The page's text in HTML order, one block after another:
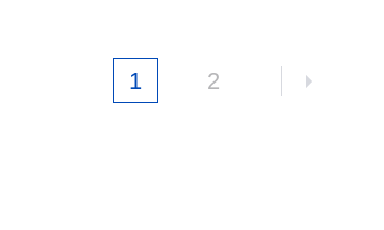
1 2